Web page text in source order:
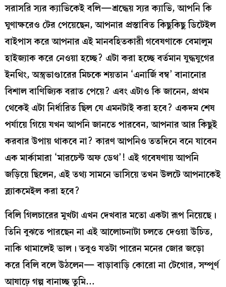
সরাসরি স্যর ক্যাভিকেই বলি—শ্রদ্ধেয় স্যর ক্যাভি, আপনি কি
ঘুণাক্ষরেও টের পেয়েছেন, আপনার প্রস্তাবিত কিছুকিছু ডিটেইল
বাইপাস করে আপনার এই মানবহিতকারী গবেষণাকে বেমালুম
হাইজ্যাক করে নেওয়া হচ্ছে? এটা করা হচ্ছে বর্তমান যুদ্ধযুগের
ইনথিং, অস্ত্রভাণ্ডারের মিচকে শয়তান ‘এনার্জি বম্ব’ বানানোর
বিশাল বাণিজ্যিক বরাত পেয়ে? এবং এটাও কি জানেন, প্রথম
থেকেই এটা নির্ধারিত ছিল যে এমনটাই করা হবে? একদম শেষ
পর্যায়ে গিয়ে যখন আপনি জানতে পারবেন, আপনার আর কিছুই
করবার উপায় থাকবে না? কারণ আপনিও ততদিনে বনে যাবেন
এক মার্কামারা ‘মারচেন্ট অফ ডেথ’! এই গবেষণায় আপনি
জড়িয়ে ছিলেন, এই তথ্য সামনে ভাসিয়ে তখন উলটে আপনাকেই
ব্ল্যাকমেইল করা হবে?
বিলি গিলচারের মুখটা এখন দেখবার মতো একটা রূপ নিয়েছে।
তিনি বুঝতে পারছেন না এই আলোচনাটা চলতে দেওয়া উচিত,
নাকি থামালেই ভাল। তবুও যতটা পারেন মনের জোর জড়ো
করে বিলি বলে উঠলেন— বাড়াবাড়ি কোরো না টেগোর, সম্পূর্ণ
আষাঢ়ে গল্প বানাচ্ছ তুমি…